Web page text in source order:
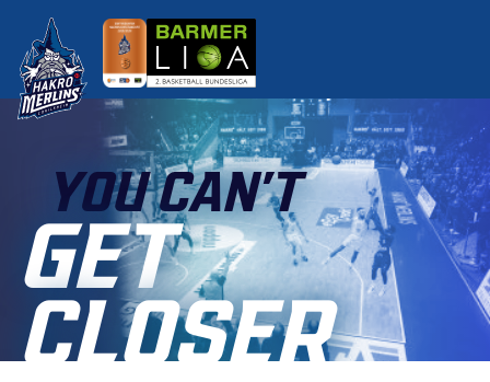
content
YOU CAN’T
GET
CLOSER